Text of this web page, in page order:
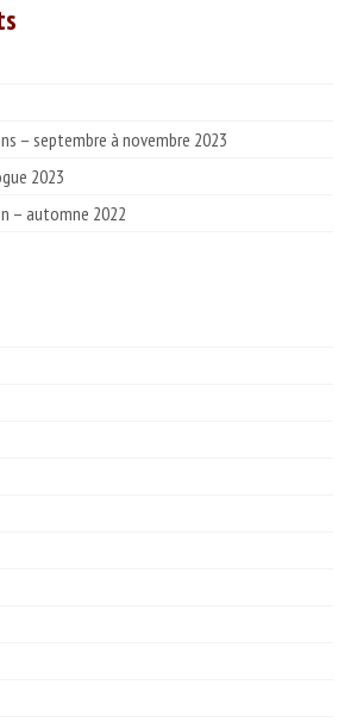
fin d’année
– septembre à novembre 2023
2023
– automne 2022